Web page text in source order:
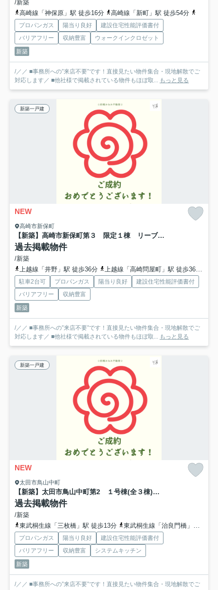
/新築
高崎線「神保原」駅 徒歩16分
高崎線「新町」駅 徒歩54分
プロパンガス 陽当り良好
建設住宅性能評価書付
バリアフリー
収納豊富
ウォークインクロゼット
新築
/／／ ■事務所への”来店不要”です！直接見たい物件集合・現地解散でご
対応します／ ■他社様で掲載されている物件もほぼ取...
もっと見る
新築一戸建
NEW
高崎市新保町
【新築】高崎市新保町第３ 限定１棟 リーブルガーデン 新築建売
過去掲載物件
/新築
上越線「井野」駅 徒歩36分
上越線「高崎問屋町」駅 徒歩36分
駐車2台可 プロパンガス 陽当り良好
建設住宅性能評価書付
バリアフリー
収納豊富
新築
/／／ ■事務所への”来店不要”です！直接見たい物件集合・現地解散でご
対応します／ ■他社様で掲載されている物件もほぼ取...
もっと見る
新築一戸建
NEW
太田市鳥山中町
【新築】太田市鳥山中町第2 １号棟(全３棟) リーブルガーデン 新築建売分譲
過去掲載物件
/新築
東武桐生線「三枚橋」駅 徒歩13分
東武桐生線「治良門橋」駅 徒歩30分
プロパンガス 陽当り良好
建設住宅性能評価書付
バリアフリー
収納豊富
システムキッチン
新築
/／／ ■事務所への”来店不要”です！直接見たい物件集合・現地解散でご